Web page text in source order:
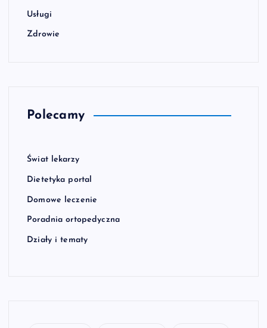
Usługi
Zdrowie
Polecamy
Świat lekarzy
Dietetyka portal
Domowe leczenie
Poradnia ortopedyczna
Działy i tematy